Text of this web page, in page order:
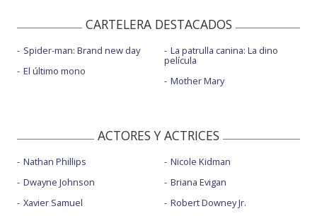
CARTELERA DESTACADOS
Spider-man: Brand new day
El último mono
La patrulla canina: La dino
película
Mother Mary
ACTORES Y ACTRICES
Nathan Phillips
Dwayne Johnson
Xavier Samuel
Nicole Kidman
Briana Evigan
Robert Downey Jr.